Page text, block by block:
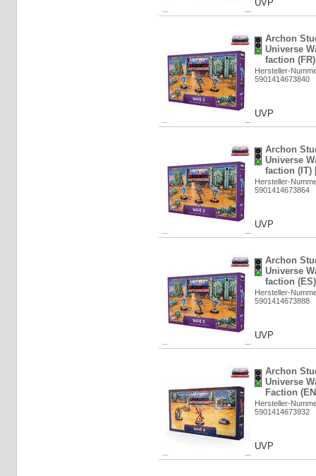
UVP
Archon
Universe
faction
Hersteller-
5901414673840
UVP
Archon
Universe
faction (IT)
Hersteller-
5901414673864
UVP
Archon
Universe
faction
Hersteller-
5901414673888
UVP
Archon
Universe
Faction
Hersteller-
5901414673932
UVP